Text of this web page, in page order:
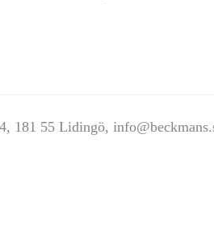
181 55 Lidingö,